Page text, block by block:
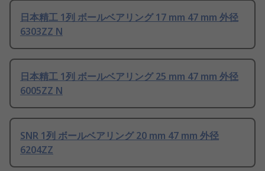
日本精工 1列 ボールベアリング 17 mm 47 mm 外径
6303ZZ N
日本精工 1列 ボールベアリング 25 mm 47 mm 外径
6005ZZ N
SNR 1列 ボールベアリング 20 mm 47 mm 外径
6204ZZ